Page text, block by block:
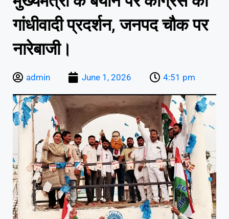
गांधीवादी प्रदर्शन, जनपद चौक पर
नारेबाजी।
admin June 1, 2026 4:51 pm